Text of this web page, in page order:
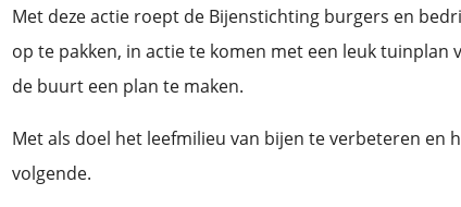
Met deze actie roept de Bijenstichting burgers en
op te pakken, in actie te komen met een leuk tuinplan
de buurt een plan te maken.
Met als doel het leefmilieu van bijen te verbeteren en
volgende.